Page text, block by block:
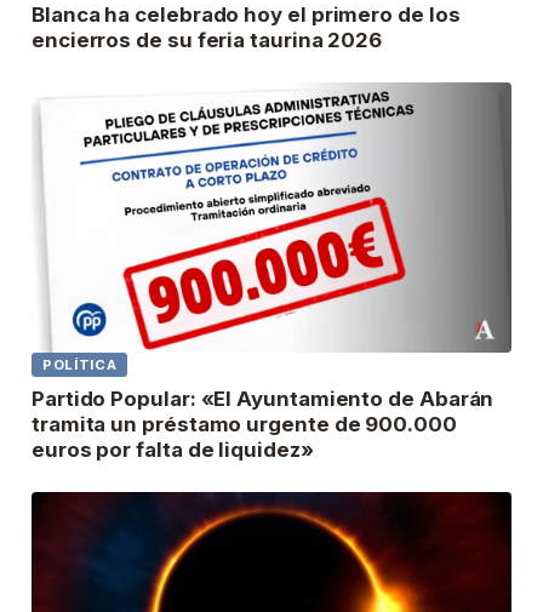
Blanca ha celebrado hoy el primero de los
encierros de su feria taurina 2026
POLÍTICA
Partido Popular: «El Ayuntamiento de Abarán
tramita un préstamo urgente de 900.000
euros por falta de liquidez»